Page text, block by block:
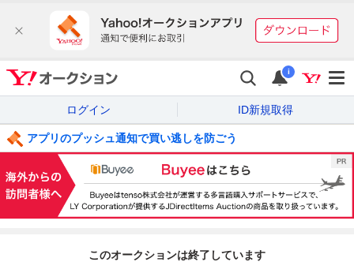
i
ログイン ID新規取得
アプリのプッシュ通知で買い逃しを防ごう
このオークションは終了しています